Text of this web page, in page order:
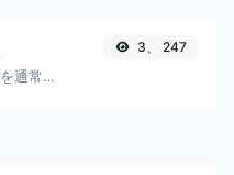
URL入力のデコードを通常の文字列に戻します。
3、 247